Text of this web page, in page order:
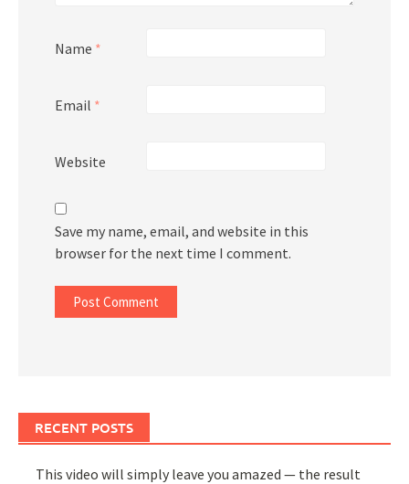
Name *
Email *
Website
Save my name, email, and website in this
browser for the next time I comment.
RECENT POSTS
This video will simply leave you amazed — the result